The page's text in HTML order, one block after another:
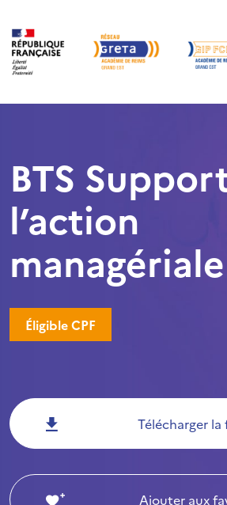
BTS
l’action
managériale
Éligible CPF
Télécharger la
Ajouter aux